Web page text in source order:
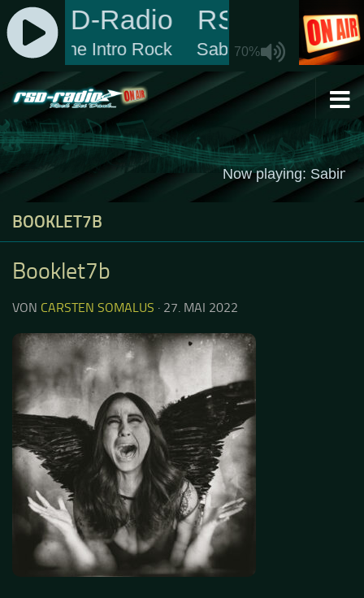
Zum Inhalt springen
BOOKLET7B
Booklet7b
VON CARSTEN SOMALUS · 27. MAI 2022